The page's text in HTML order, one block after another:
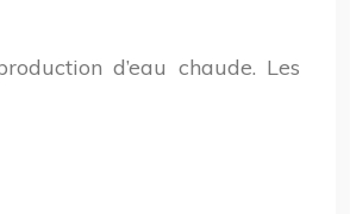
d’eau chaude. Les